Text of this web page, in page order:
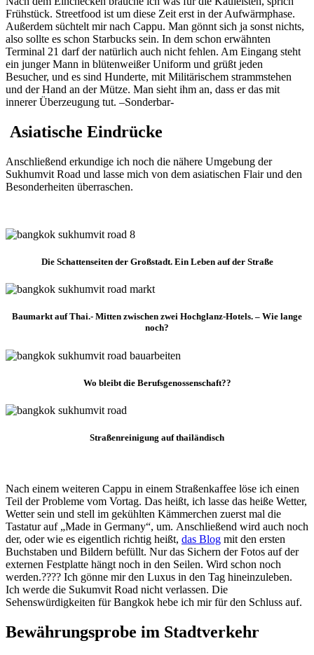
Frühstück. Streetfood ist um diese Zeit erst in der Aufwärmphase.
Außerdem süchtelt mir nach Cappu. Man gönnt sich ja sonst nichts,
also sollte es schon Starbucks sein. In dem schon erwähnten
Terminal 21 darf der natürlich auch nicht fehlen. Am Eingang steht
ein junger Mann in blütenweißer Uniform und grüßt jeden
Besucher, und es sind Hunderte, mit Militärischem strammstehen
und der Hand an der Mütze. Man sieht ihm an, dass er das mit
innerer Überzeugung tut. –Sonderbar-
Asiatische Eindrücke
Anschließend erkundige ich noch die nähere Umgebung der
Sukhumvit Road und lasse mich von dem asiatischen Flair und den
Besonderheiten überraschen.
Die Schattenseiten der Großstadt. Ein Leben auf der Straße
Baumarkt auf Thai.- Mitten zwischen zwei Hochglanz-Hotels. – Wie lange
noch?
Wo bleibt die Berufsgenossenschaft??
Straßenreinigung auf thailändisch
Nach einem weiteren Cappu in einem Straßenkaffee löse ich einen
Teil der Probleme vom Vortag. Das heißt, ich lasse das heiße Wetter,
Wetter sein und stell im gekühlten Kämmerchen zuerst mal die
Tastatur auf „Made in Germany“, um. Anschließend wird auch noch
der, oder wie es eigentlich richtig heißt, das Blog mit den ersten
Buchstaben und Bildern befüllt. Nur das Sichern der Fotos auf der
externen Festplatte hängt noch in den Seilen. Wird schon noch
werden.???? Ich gönne mir den Luxus in den Tag hineinzuleben.
Ich werde die Sukumvit Road nicht verlassen. Die
Sehenswürdigkeiten für Bangkok hebe ich mir für den Schluss auf.
Bewährungsprobe im Stadtverkehr